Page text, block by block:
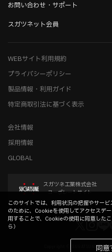
お問い合わせ・サポート
スガツネット会員
WEBサイト利用規約
プライバシーポリシー
製品情報・利用ガイド
特定商取引法に基づく表示
会社情報
採用情報
GLOBAL
スガツネ工業株式会社
コーポレートサイト
Copyright © SUGATSUNE
このサイトでは、利用状況の把握やサー
のために、Cookieを使用してアクセスデ
用することで、Cookieの使用に同意した
ら）
同意